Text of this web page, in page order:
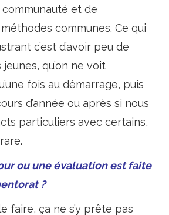
communauté et de
communes. Ce qui
c’est d’avoir peu de
qu’on ne voit
fois au démarrage, puis
d’année ou après si nous
particuliers avec certains,
ou une évaluation est faite
?
faire, ça ne s’y prête pas